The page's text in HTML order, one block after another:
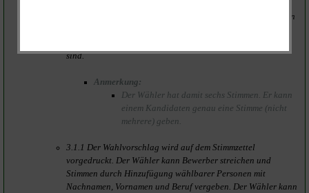
Bewerber und ohne das Recht der Stimmenhäufung auf einen
sind.
Anmerkung:
Der Wähler hat damit sechs Stimmen. Er kann
einem Kandidaten genau eine Stimme (nicht
mehrere) geben.
3.1.1 Der Wahlvorschlag wird auf dem Stimmzettel
vorgedruckt. Der Wähler kann Bewerber streichen und
Stimmen durch Hinzufügung wählbarer Personen mit
Nachnamen, Vornamen und Beruf vergeben. Der Wähler kann